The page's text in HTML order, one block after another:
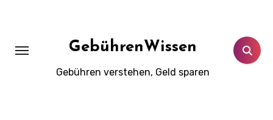
GebührenWissen
Gebühren verstehen, Geld sparen